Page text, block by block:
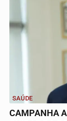
SAÚDE
CAMPANHA